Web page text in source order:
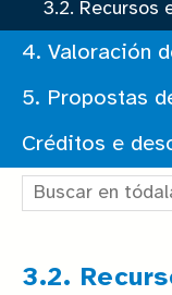
3.2. Recursos
4. Valoración
5. Propostas
Créditos e
Buscar en
3.2.